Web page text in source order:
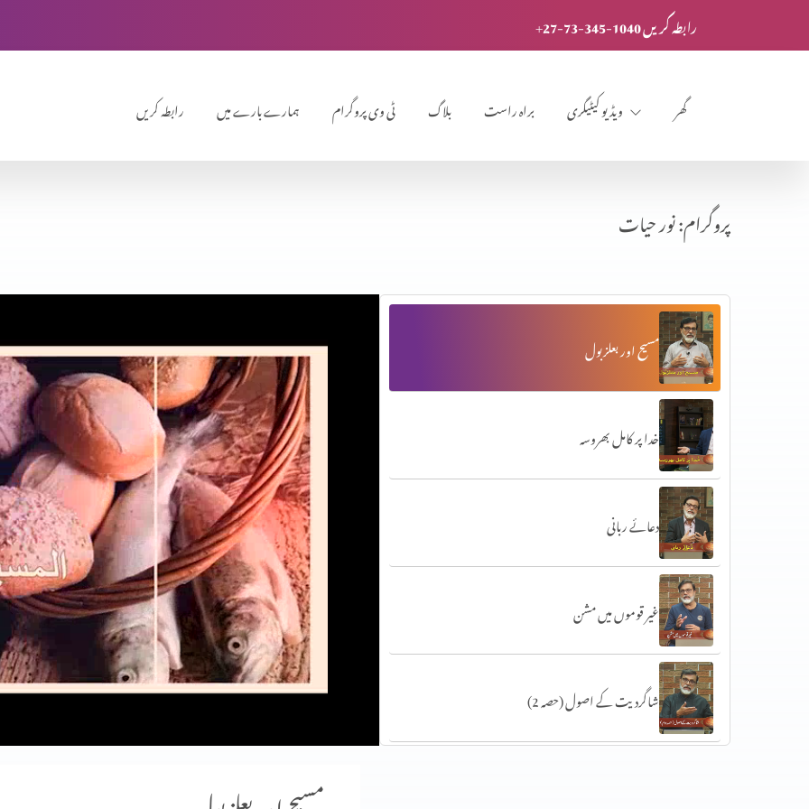
+27-73-345-1040 رابطہ کریں
رابطہ کریں ہمارے بارے میں ٹی وی پروگرام بلاگ براہ راست ویڈیو کیٹیگری گھر
پروگرام: نور حیات
مسیح اور بعلزبول
خدا پر کامل بھروسہ
دعائے ربانی
غیر قوموں میں مشن
شاگردیت کے اصول (حصہ 2)